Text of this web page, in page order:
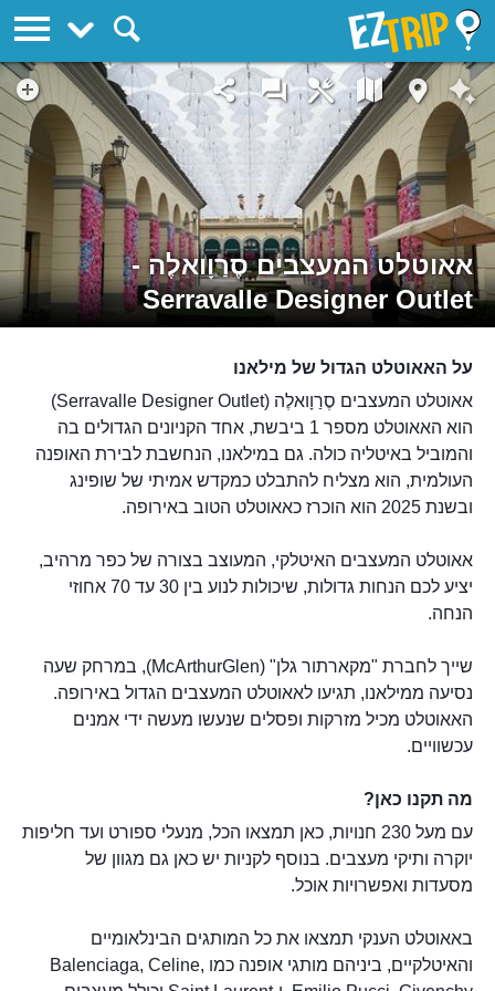
אאוטלט המעצבים סֶרַוָואלֶה -
Serravalle Designer Outlet
על האאוטלט הגדול של מילאנו
אאוטלט המעצבים סֶרַוָואלֶה (Serravalle Designer Outlet)
הוא האאוטלט מספר 1 ביבשת, אחד הקניונים הגדולים בה
והמוביל באיטליה כולה. גם במילאנו, הנחשבת לבירת האופנה
העולמית, הוא מצליח להתבלט כמקדש אמיתי של שופינג
ובשנת 2025 הוא הוכרז כאאוטלט הטוב באירופה.
אאוטלט המעצבים האיטלקי, המעוצב בצורה של כפר מרהיב,
יציע לכם הנחות גדולות, שיכולות לנוע בין 30 עד 70 אחוזי
הנחה.
שייך לחברת "מקארתור גלן" (McArthurGlen), במרחק שעה
נסיעה ממילאנו, תגיעו לאאוטלט המעצבים הגדול באירופה.
האאוטלט מכיל מזרקות ופסלים שנעשו מעשה ידי אמנים
עכשוויים.
מה תקנו כאן?
עם מעל 230 חנויות, כאן תמצאו הכל, מנעלי ספורט ועד חליפות
יוקרה ותיקי מעצבים. בנוסף לקניות יש כאן גם מגוון של
מסעדות ואפשרויות אוכל.
באאוטלט הענקי תמצאו את כל המותגים הבינלאומיים
והאיטלקיים, ביניהם מותגי אופנה כמו Balenciaga, Celine,
EZTrip